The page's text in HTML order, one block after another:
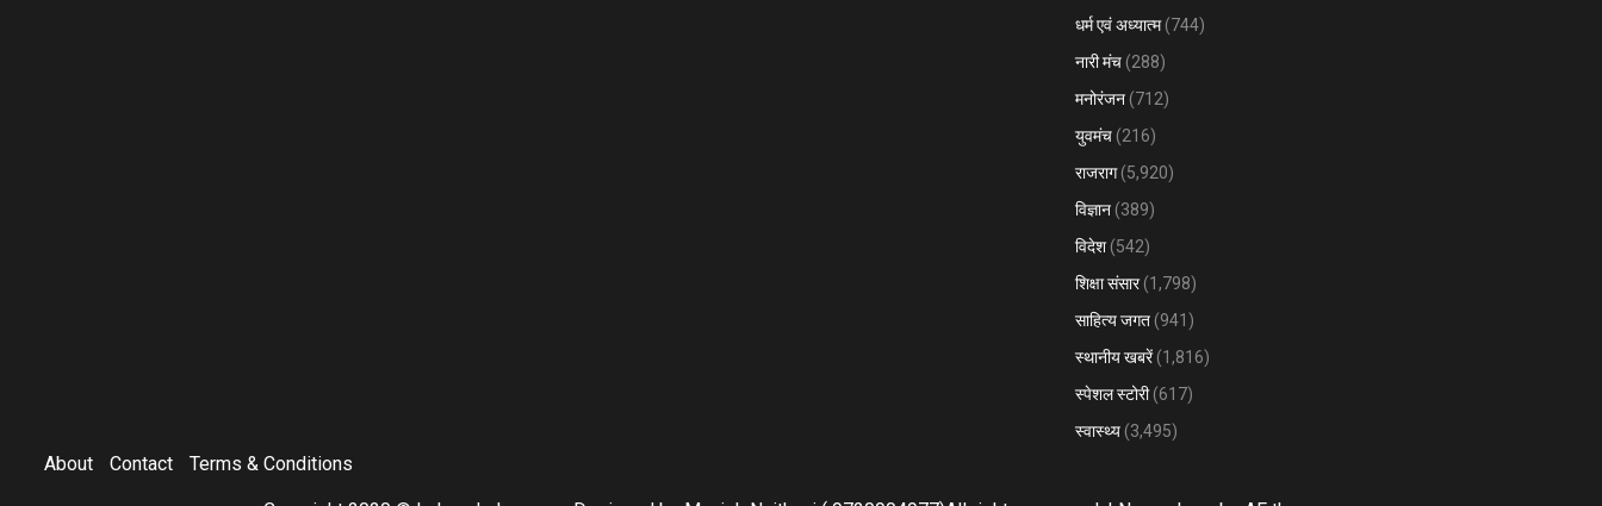
धर्म एवं अध्यात्म(744)
नारी मंच (288)
मनोरंजन (712)
युवमंच (216)
राजराग(5,920)
विज्ञान (389)
विदेश (542)
शिक्षा संसार(1,798)
साहित्य जगत (941)
स्थानीय खबरें(1,816)
स्पेशल स्टोरी(617)
स्वास्थ्य (3,495)
About Contact Terms & Conditions